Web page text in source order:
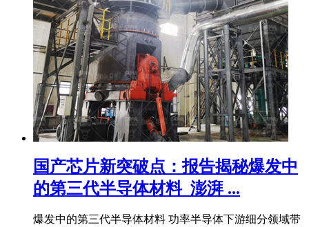
国产芯片新突破点：报告揭秘爆发中
的第三代半导体材料_澎湃 ...
爆发中的第三代半导体材料 功率半导体下游细分领域带